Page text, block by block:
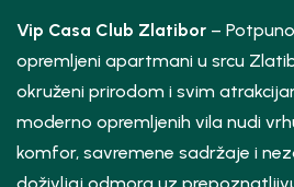
Vip Casa Club Zlatibor – Potpuno
opremljeni apartmani u srcu
okruženi prirodom i svim
moderno opremljenih vila nudi
komfor, savremene sadržaje i